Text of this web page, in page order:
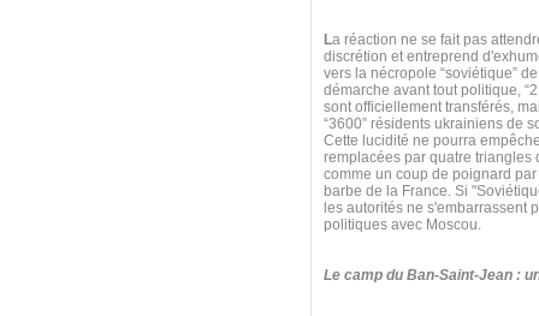
La réaction ne se fait pas
discrétion et entreprend
vers la nécropole “soviétique”
démarche avant tout politique,
sont officiellement transférés,
“3600” résidents ukrainiens de
Cette lucidité ne pourra
remplacées par quatre
comme un coup de poignard
barbe de la France. Si
les autorités ne s'embarrassent
politiques avec Moscou.
Le camp du Ban-Saint-Jean :